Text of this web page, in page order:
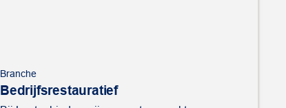
Branche
Bedrijfsrestauratief